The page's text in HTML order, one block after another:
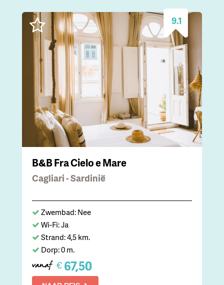
9.1
B&B Fra Cielo e Mare
Cagliari - Sardinië
Zwembad: Nee
Wi-Fi: Ja
Strand: 4,5 km.
Dorp: 0 m.
vanaf € 67,50